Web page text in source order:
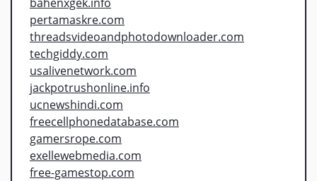
pertamaskre.com
threadsvideoandphotodownloader.com
techgiddy.com
usalivenetwork.com
jackpotrushonline.info
ucnewshindi.com
freecellphonedatabase.com
gamersrope.com
exellewebmedia.com
free-gamestop.com